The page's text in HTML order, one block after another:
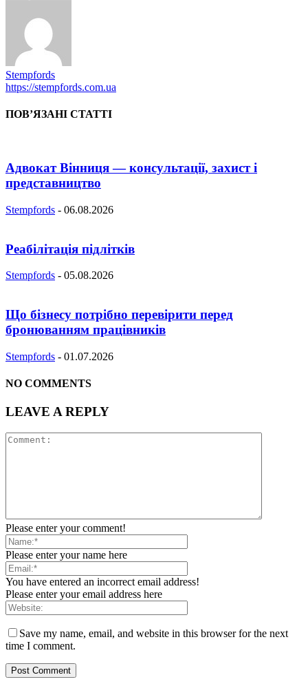
Stempfords
https://stempfords.com.ua
ПОВ’ЯЗАНІ СТАТТІ
Адвокат Вінниця — консультації, захист і
представництво
Stempfords - 06.08.2026
Реабілітація підлітків
Stempfords - 05.08.2026
Що бізнесу потрібно перевірити перед
бронюванням працівників
Stempfords - 01.07.2026
NO COMMENTS
LEAVE A REPLY
Please enter your comment!
Please enter your name here
You have entered an incorrect email address!
Please enter your email address here
Save my name, email, and website in this browser for the next
time I comment.